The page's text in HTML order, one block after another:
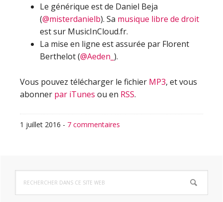
Le générique est de Daniel Beja
(@misterdanielb). Sa musique libre de droit
est sur MusicInCloud.fr.
La mise en ligne est assurée par Florent
Berthelot (@Aeden_ ).
Vous pouvez télécharger le fichier MP3, et vous
abonner par iTunes ou en RSS.
1 juillet 2016 - 7 commentaires
Barre
latérale
dans
ce